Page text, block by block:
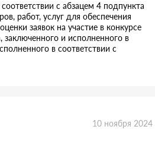
с абзацем 4 подпункта
работ, услуг для обеспечения
заявок на участие в конкурсе
и исполненного в
в соответствии с
10 ноября 2024